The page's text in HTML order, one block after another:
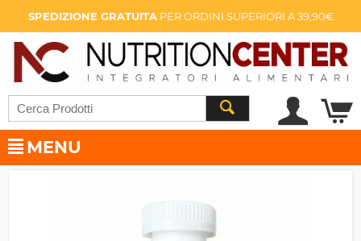
SPEDIZIONE GRATUITAPER ORDINI SUPERIORI A 39,90€
MENU